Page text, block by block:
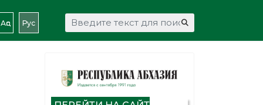
Аԥс Рус Искать...